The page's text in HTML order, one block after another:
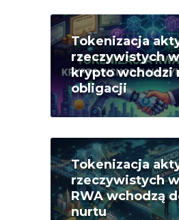
Tokenizacja
rzeczywistych
krypto wchodzi
obligacji
Tokenizacja
rzeczywistych
RWA wchodzą
nurtu